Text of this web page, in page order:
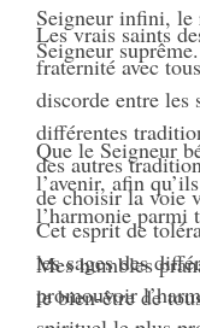
Seigneur infini, le
Seigneur suprême.
Les vrais saints
fraternité avec
discorde entre les
différentes
des autres
de choisir la voie
Cet esprit de
les sages des
promouvoir
Que le Seigneur
l’avenir, afin
l’harmonie parmi
Mes humbles
le bien-être de